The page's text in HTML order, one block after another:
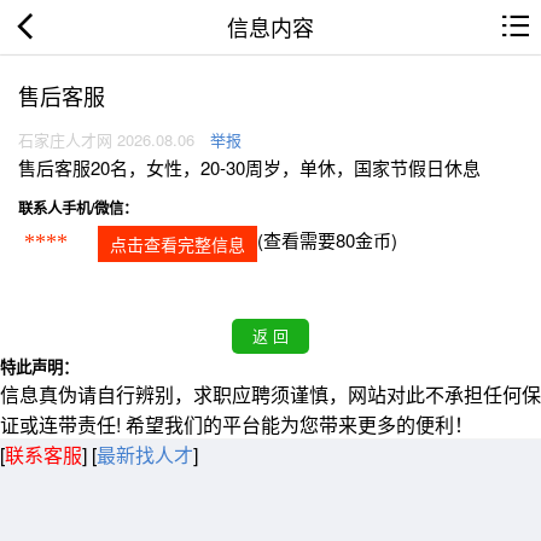
信息内容
售后客服
石家庄人才网 2026.08.06 举报
售后客服20名，女性，20-30周岁，单休，国家节假日休息
联系人手机/微信：
**** 点击查看完整信息 (查看需要80金币)
特此声明：
信息真伪请自行辨别，求职应聘须谨慎，网站对此不承担任何保
证或连带责任! 希望我们的平台能为您带来更多的便利！
[联系客服] [最新找人才]